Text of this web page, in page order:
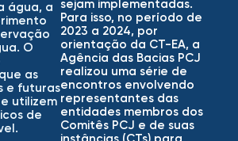
água, a
O
as
e futuras
utilizem
de
sejam implementadas.
Para isso, no período de
2023 a 2024, por
orientação da CT-EA, a
Agência das Bacias PCJ
realizou uma série de
encontros envolvendo
representantes das
entidades membros dos
Comitês PCJ e de suas